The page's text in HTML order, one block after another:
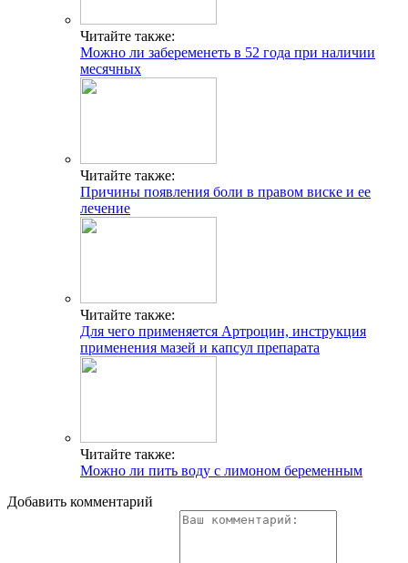
Читайте также:
Можно ли забеременеть в 52 года при наличии
месячных
Читайте также:
Причины появления боли в правом виске и ее
лечение
Читайте также:
Для чего применяется Артроцин, инструкция
применения мазей и капсул препарата
Читайте также:
Можно ли пить воду с лимоном беременным
Добавить комментарий